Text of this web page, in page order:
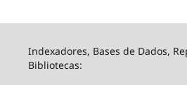
Indexadores, Bases de Dados,
Bibliotecas: